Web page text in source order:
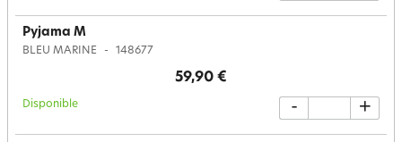
Pyjama M
BLEU MARINE 148677
59,90 €
Disponible - +